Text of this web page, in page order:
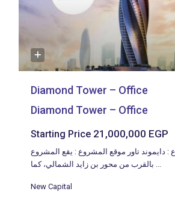
Diamond Tower – Office
Diamond Tower – Office
Starting Price 21,000,000 EGP
: دايموند تاور موقع المشروع : يقع المشروع
...
New Capital